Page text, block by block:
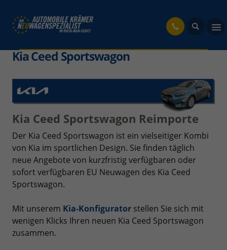
Kia Ceed Sportswagon
Kia Ceed Sportswagon Reimporte
Der Kia Ceed Sportswagon ist ein vielseitiger Kombi
von Kia im sportlichen Design. Sie finden täglich
neue Angebote von kurzfristig verfügbaren oder
sofort verfügbaren EU Neuwagen des Kia Ceed
Sportswagon.
Mit unserem Kia-Konfigurator stellen Sie sich mit
wenigen Klicks Ihren neuen Kia Ceed Sportswagon
zusammen.